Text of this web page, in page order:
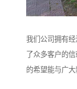
我们公司拥有
了众多客户的
的希望能与广大